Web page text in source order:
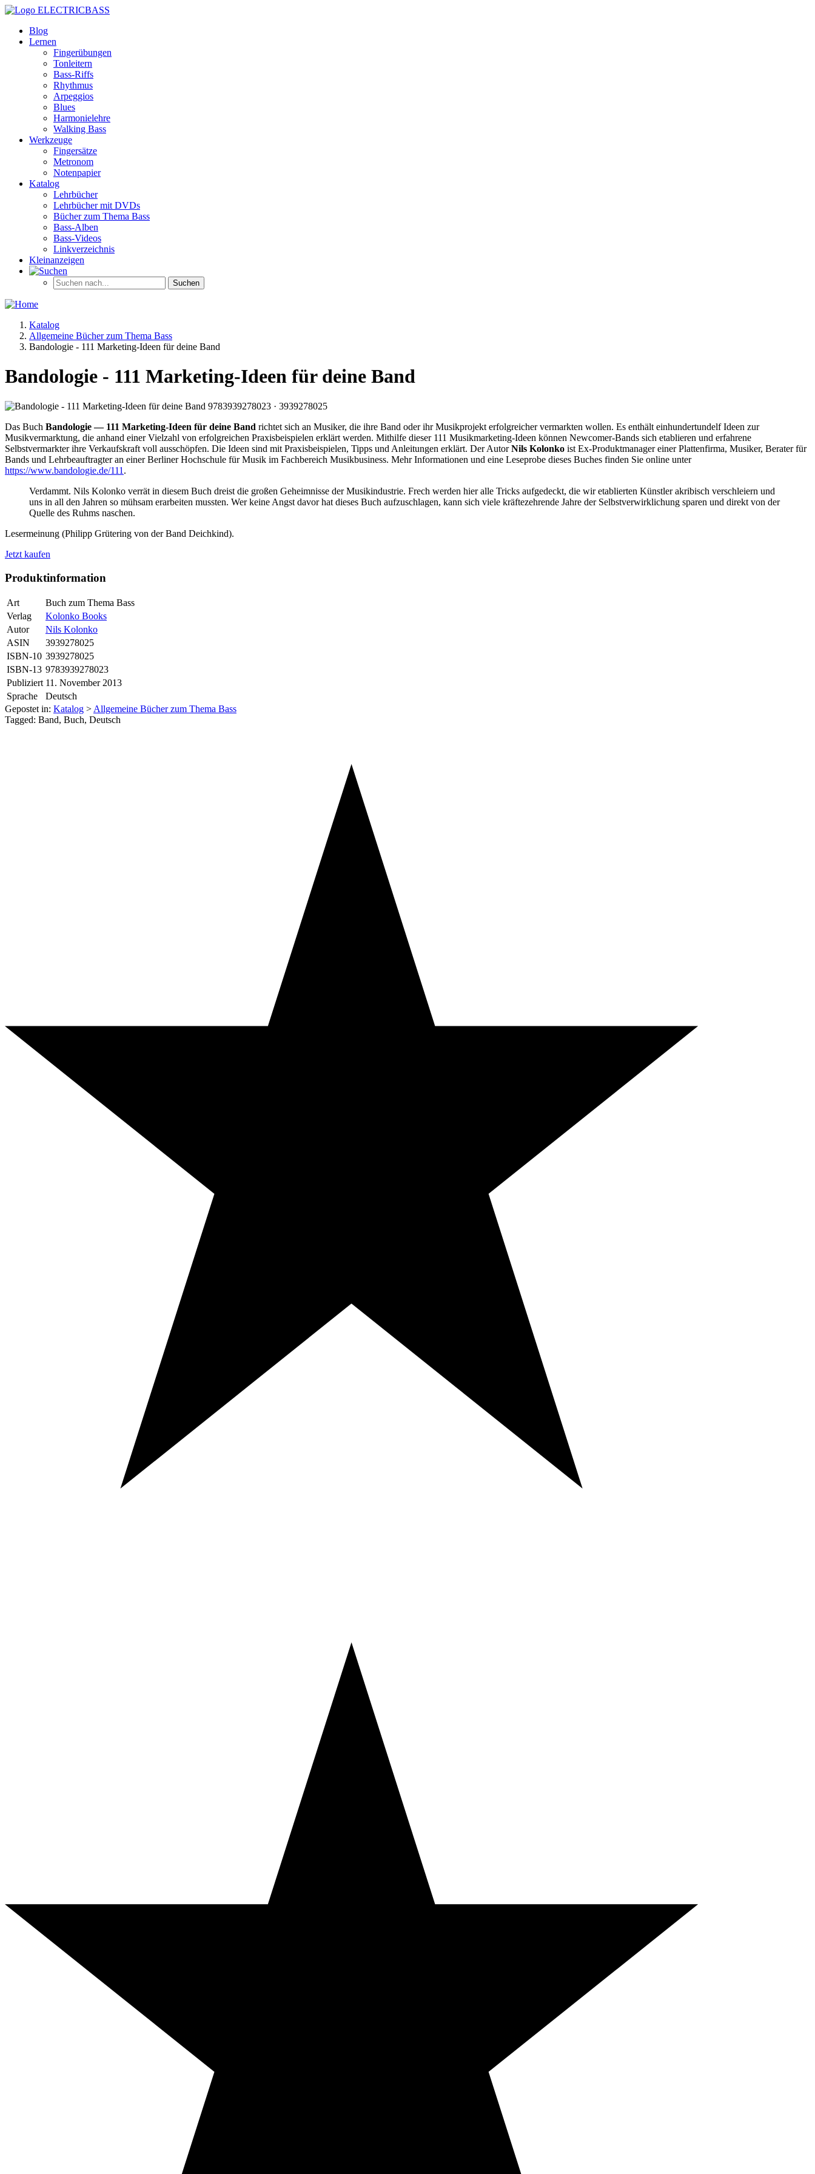
ELECTRICBASS
Blog
Lernen
Fingerübungen
Tonleitern
Bass-Riffs
Rhythmus
Arpeggios
Blues
Harmonielehre
Walking Bass
Werkzeuge
Fingersätze
Metronom
Notenpapier
Katalog
Lehrbücher
Lehrbücher mit DVDs
Bücher zum Thema Bass
Bass-Alben
Bass-Videos
Linkverzeichnis
Kleinanzeigen
Katalog
Allgemeine Bücher zum Thema Bass
Bandologie - 111 Marketing-Ideen für deine Band
Bandologie - 111 Marketing-Ideen für deine Band
Das Buch Bandologie ― 111 Marketing-Ideen für deine Band richtet sich an Musiker, die ihre Band oder ihr Musikprojekt erfolgreicher vermarkten wollen. Es enthält einhundertundelf Ideen zur
Musikvermarktung, die anhand einer Vielzahl von erfolgreichen Praxisbeispielen erklärt werden. Mithilfe dieser 111 Musikmarketing-Ideen können Newcomer-Bands sich etablieren und erfahrene
Selbstvermarkter ihre Verkaufskraft voll ausschöpfen. Die Ideen sind mit Praxisbeispielen, Tipps und Anleitungen erklärt. Der AutorNils Kolonko ist Ex-Produktmanager einer Plattenfirma, Musiker, Berater für
Bands und Lehrbeauftragter an einer Berliner Hochschule für Musik im Fachbereich Musikbusiness. Mehr Informationen und eine Leseprobe dieses Buches finden Sie online unter
https://www.bandologie.de/111 .
Verdammt. Nils Kolonko verrät in diesem Buch dreist die großen Geheimnisse der Musikindustrie. Frech werden hier alle Tricks aufgedeckt, die wir etablierten Künstler akribisch verschleiern und
uns in all den Jahren so mühsam erarbeiten mussten. Wer keine Angst davor hat dieses Buch aufzuschlagen, kann sich viele kräftezehrende Jahre der Selbstverwirklichung sparen und direkt von der
Quelle des Ruhms naschen.
Lesermeinung (Philipp Grütering von der Band Deichkind).
Jetzt kaufen
Produktinformation
Art
Buch zum Thema Bass
Verlag
Kolonko Books
Autor
Nils Kolonko
ASIN
3939278025
ISBN-10 3939278025
ISBN-13 9783939278023
Publiziert 11. November 2013
Sprache
Deutsch
Gepostet in: Katalog > Allgemeine Bücher zum Thema Bass
Tagged: Band, Buch, Deutsch